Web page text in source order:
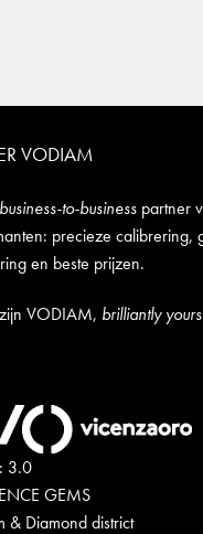
VODIAM
business-to-businesspartner
precieze calibrering,
en beste prijzen.
VODIAM, brilliantly
3.0
GEMS
& Diamond district